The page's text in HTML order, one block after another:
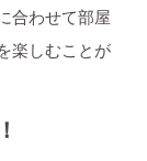
合わせて部屋
楽しむことが